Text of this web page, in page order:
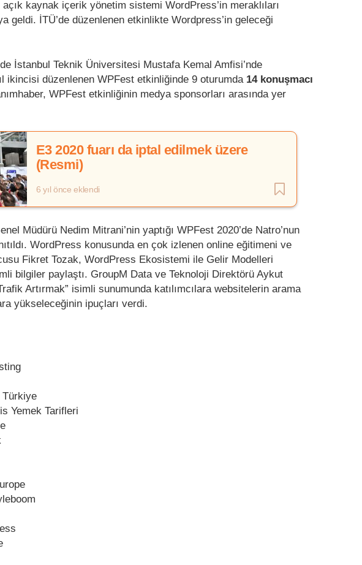
açık kaynak içerik yönetim sistemi WordPress’in meraklıları
geldi. İTÜ’de düzenlenen etkinlikte Wordpress’in geleceği
İstanbul Teknik Üniversitesi Mustafa Kemal Amfisi’nde
ikincisi düzenlenen WPFest etkinliğinde 9 oturumda 14 konuşmacı
WPFest etkinliğinin medya sponsorları arasında yer
E3 2020 fuarı da iptal edilmek üzere
(Resmi)
6 yıl önce eklendi
Müdürü Nedim Mitrani’nin yaptığı WPFest 2020’de Natro’nun
WordPress konusunda en çok izlenen online eğitimeni ve
Fikret Tozak, WordPress Ekosistemi ile Gelir Modelleri
bilgiler paylaştı. GroupM Data ve Teknoloji Direktörü Aykut
Artırmak” isimli sunumunda katılımcılara websitelerin arama
yükseleceğinin ipuçları verdi.
Türkiye
Yemek Tarifleri